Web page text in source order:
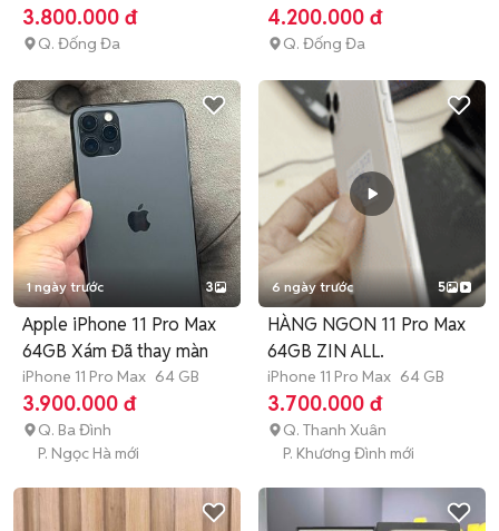
3.800.000 đ
Q. Đống Đa
tháng
4.200.000 đ
Q. Đống Đa
1 ngày trước 3
Apple iPhone 11 Pro Max
64GB Xám Đã thay màn
iPhone 11 Pro Max 64 GB
3.900.000 đ
Q. Ba Đình
P. Ngọc Hà mới
6 ngày trước 5
HÀNG NGON 11 Pro Max
64GB ZIN ALL.
iPhone 11 Pro Max 64 GB
3.700.000 đ
Q. Thanh Xuân
P. Khương Đình mới